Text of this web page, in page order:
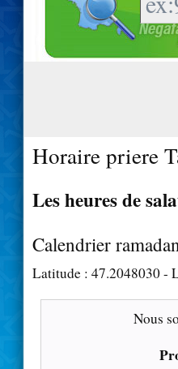
Horaire priere
Les heures de
Calendrier
Latitude : 47.2048030-
Nous